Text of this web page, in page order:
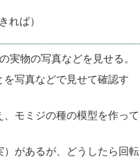
れば）
実物の写真などを見せる。
写真などで見せて確認す
モミジの種の模型を作って
があるが、どうしたら回転